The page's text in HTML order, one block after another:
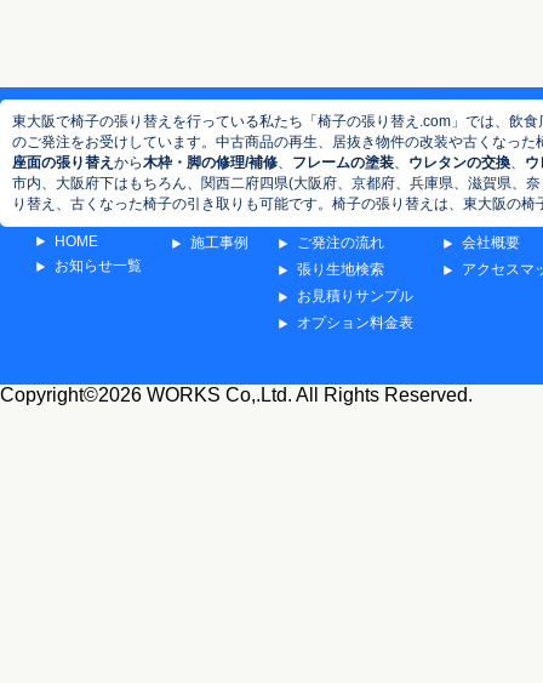
東大阪で椅子の張り替えを行っている私たち「椅子の張り替え.com」では、飲
のご発注をお受けしています。中古商品の再生、居抜き物件の改装や古くなっ
座面の張り替え から木枠・脚の修理/補修 フレームの塗装 ウレタンの交換
ウ
市内、大阪府下はもちろん、関西二府四県(大阪府、京都府、兵庫県、滋賀県、
り替え、古くなった椅子の引き取りも可能です。椅子の張り替えは、東大阪の
HOME
お知らせ一覧
施工事例
ご発注の流れ
張り生地検索
お見積りサンプル
オプション料金表
会社概要
アクセスマ
Copyright©2026 WORKS Co,.Ltd. All Rights Reserved.